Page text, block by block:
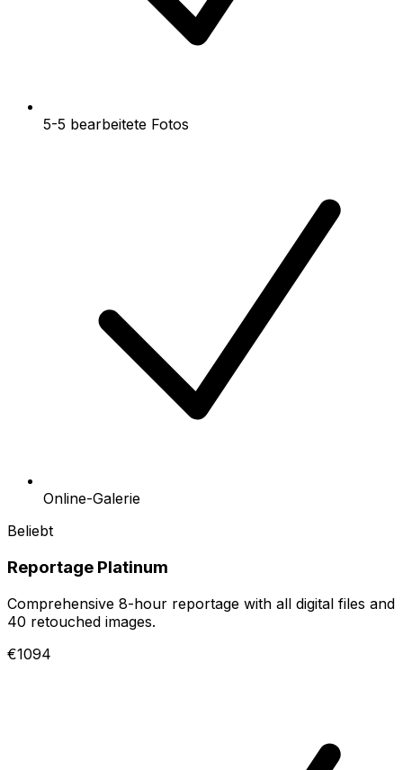
5-5 bearbeitete Fotos
Online-Galerie
Beliebt
Reportage Platinum
Comprehensive 8-hour reportage with all digital files and
40 retouched images.
€1094